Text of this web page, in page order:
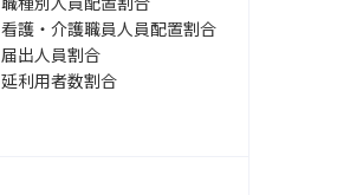
職種別人員配置割合
看護・介護職員人員配置割合
届出人員割合
延利用者数割合